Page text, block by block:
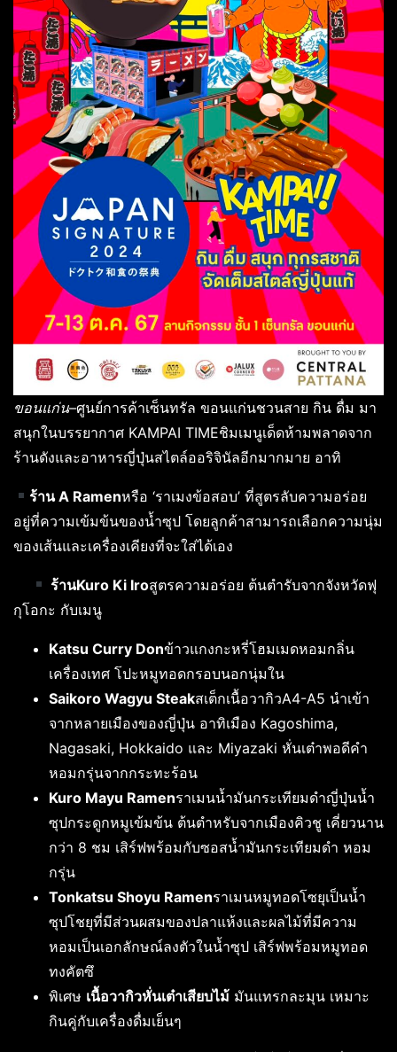
ขอนแก่น–ศูนย์การค้าเซ็นทรัล ขอนแก่นชวนสาย กิน ดื่ม มา
สนุกในบรรยากาศ KAMPAI TIMEชิมเมนูเด็ดห้ามพลาดจาก
ร้านดังและอาหารญี่ปุ่นสไตล์ออริจินัลอีกมากมาย อาทิ
ร้าน A Ramenหรือ ‘ราเมงข้อสอบ’ ที่สูตรลับความอร่อย
อยู่ที่ความเข้มข้นของน้ำซุป โดยลูกค้าสามารถเลือกความนุ่ม
ของเส้นและเครื่องเคียงที่จะใส่ได้เอง
ร้านKuro Ki Iroสูตรความอร่อย ต้นตำรับจากจังหวัดฟุ
กุโอกะ กับเมนู
Katsu Curry Donข้าวแกงกะหรี่โฮมเมดหอมกลิ่น
เครื่องเทศ โปะหมูทอดกรอบนอกนุ่มใน
Saikoro Wagyu Steakสเต็กเนื้อวากิวA4-A5 นำเข้า
จากหลายเมืองของญี่ปุ่น อาทิเมือง Kagoshima,
Nagasaki, Hokkaido และ Miyazaki หั่นเต๋าพอดีคำ
หอมกรุ่นจากกระทะร้อน
Kuro Mayu Ramenราเมนน้ำมันกระเทียมดำญี่ปุ่นน้ำ
ซุปกระดูกหมูเข้มข้น ต้นตำหรับจากเมืองคิวชู เคี่ยวนาน
กว่า 8 ชม เสิร์ฟพร้อมกับซอสน้ำมันกระเทียมดำ หอม
กรุ่น
Tonkatsu Shoyu Ramenราเมนหมูทอดโซยุเป็นน้ำ
ซุปโชยุที่มีส่วนผสมของปลาแห้งและผลไม้ที่มีความ
หอมเป็นเอกลักษณ์ลงตัวในน้ำซุป เสิร์ฟพร้อมหมูทอด
ทงคัตซึ
พิเศษ เนื้อวากิวหั่นเต๋าเสียบไม้ มันแทรกละมุน เหมาะ
กินคู่กับเครื่องดื่มเย็นๆ